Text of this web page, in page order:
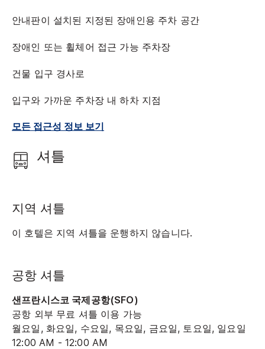
안내판이 설치된 지정된 장애인용 주차 공간
장애인 또는 휠체어 접근 가능 주차장
건물 입구 경사로
입구와 가까운 주차장 내 하차 지점
모든 접근성 정보 보기
셔틀
지역 셔틀
이 호텔은 지역 셔틀을 운행하지 않습니다.
공항 셔틀
샌프란시스코 국제공항(SFO)
공항 외부 무료 셔틀 이용 가능
월요일, 화요일, 수요일, 목요일, 금요일, 토요일, 일요일
12:00 AM - 12:00 AM